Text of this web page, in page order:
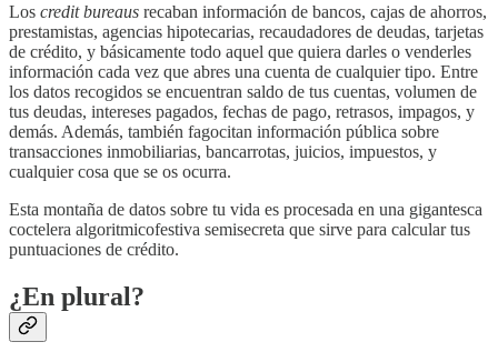
Los credit bureaus recaban información de bancos, cajas de ahorros,
prestamistas, agencias hipotecarias, recaudadores de deudas, tarjetas
de crédito, y básicamente todo aquel que quiera darles o venderles
información cada vez que abres una cuenta de cualquier tipo. Entre
los datos recogidos se encuentran saldo de tus cuentas, volumen de
tus deudas, intereses pagados, fechas de pago, retrasos, impagos, y
demás. Además, también fagocitan información pública sobre
transacciones inmobiliarias, bancarrotas, juicios, impuestos, y
cualquier cosa que se os ocurra.
Esta montaña de datos sobre tu vida es procesada en una gigantesca
coctelera algoritmicofestiva semisecreta que sirve para calcular tus
puntuaciones de crédito.
¿En plural?